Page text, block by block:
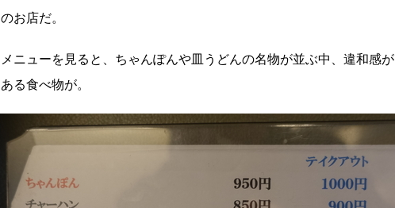
のお店だ。
メニューを見ると、ちゃんぽんや皿うどんの名物が並ぶ中、違和感が
ある食べ物が。